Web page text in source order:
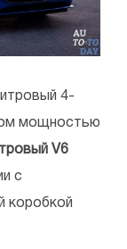
4-
мощностью
V6
с
коробкой